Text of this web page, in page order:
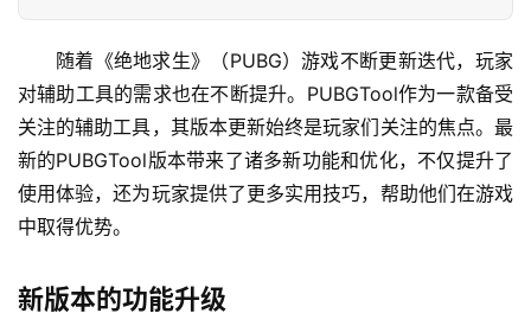
随着《绝地求生》（PUBG）游戏不断更新迭代，玩家
对辅助工具的需求也在不断提升。PUBGTool作为一款备受
关注的辅助工具，其版本更新始终是玩家们关注的焦点。最
新的PUBGTool版本带来了诸多新功能和优化，不仅提升了
使用体验，还为玩家提供了更多实用技巧，帮助他们在游戏
中取得优势。
新版本的功能升级